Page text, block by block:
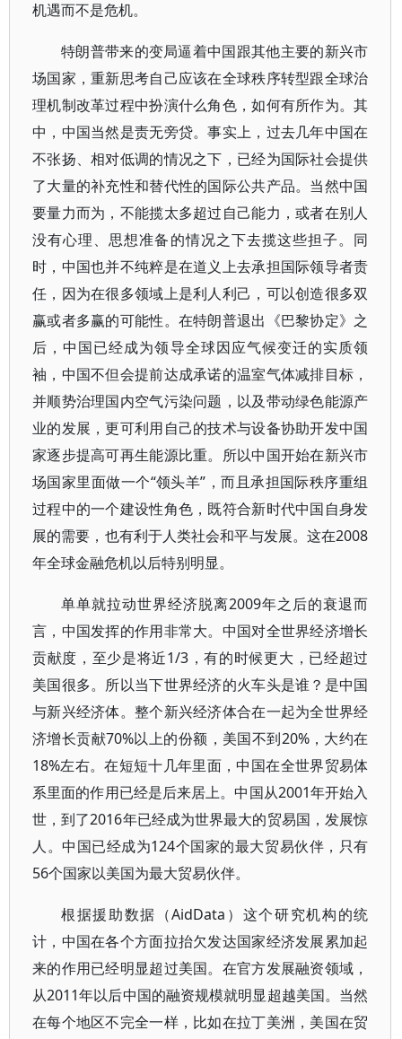
机遇而不是危机。
特朗普带来的变局逼着中国跟其他主要的新兴市
场国家，重新思考自己应该在全球秩序转型跟全球治
理机制改革过程中扮演什么角色，如何有所作为。其
中，中国当然是责无旁贷。事实上，过去几年中国在
不张扬、相对低调的情况之下，已经为国际社会提供
了大量的补充性和替代性的国际公共产品。当然中国
要量力而为，不能揽太多超过自己能力，或者在别人
没有心理、思想准备的情况之下去揽这些担子。同
时，中国也并不纯粹是在道义上去承担国际领导者责
任，因为在很多领域上是利人利己，可以创造很多双
赢或者多赢的可能性。在特朗普退出《巴黎协定》之
后，中国已经成为领导全球因应气候变迁的实质领
袖，中国不但会提前达成承诺的温室气体减排目标，
并顺势治理国内空气污染问题，以及带动绿色能源产
业的发展，更可利用自己的技术与设备协助开发中国
家逐步提高可再生能源比重。所以中国开始在新兴市
场国家里面做一个“领头羊”，而且承担国际秩序重组
过程中的一个建设性角色，既符合新时代中国自身发
展的需要，也有利于人类社会和平与发展。这在2008
年全球金融危机以后特别明显。
单单就拉动世界经济脱离2009年之后的衰退而
言，中国发挥的作用非常大。中国对全世界经济增长
贡献度，至少是将近1/3，有的时候更大，已经超过
美国很多。所以当下世界经济的火车头是谁？是中国
与新兴经济体。整个新兴经济体合在一起为全世界经
济增长贡献70%以上的份额，美国不到20%，大约在
18%左右。在短短十几年里面，中国在全世界贸易体
系里面的作用已经是后来居上。中国从2001年开始入
世，到了2016年已经成为世界最大的贸易国，发展惊
人。中国已经成为124个国家的最大贸易伙伴，只有
56个国家以美国为最大贸易伙伴。
根据援助数据（AidData）这个研究机构的统
计，中国在各个方面拉抬欠发达国家经济发展累加起
来的作用已经明显超过美国。在官方发展融资领域，
从2011年以后中国的融资规模就明显超越美国。当然
在每个地区不完全一样，比如在拉丁美洲，美国在贸